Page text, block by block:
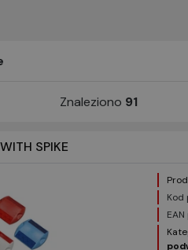
Znaleziono 91
SPIKE
Kod